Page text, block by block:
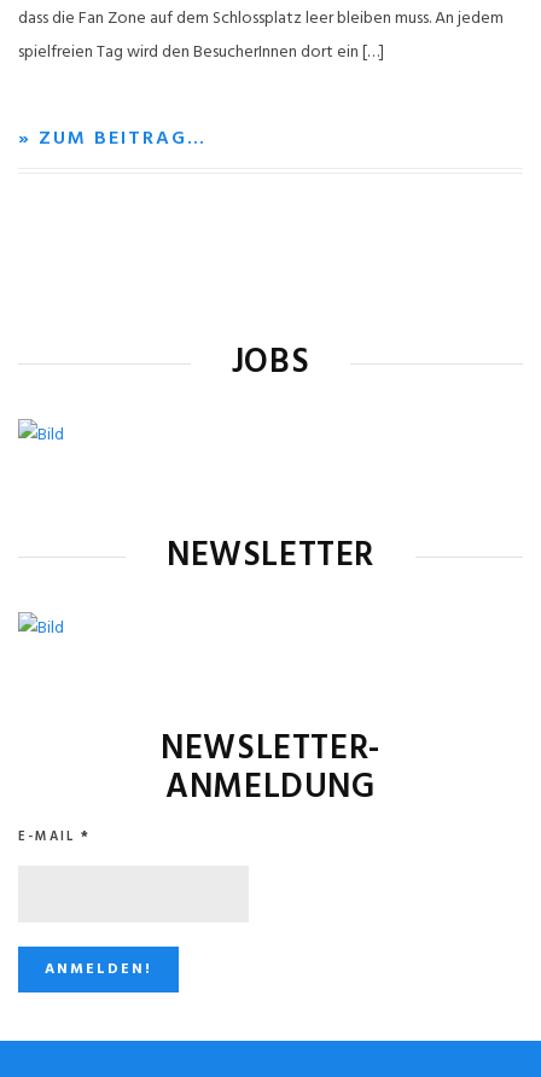
dass die Fan Zone auf dem Schlossplatz leer bleiben muss. An jedem
spielfreien Tag wird den BesucherInnen dort ein […]
» ZUM BEITRAG…
JOBS
NEWSLETTER
NEWSLETTER-
ANMELDUNG
E-MAIL *